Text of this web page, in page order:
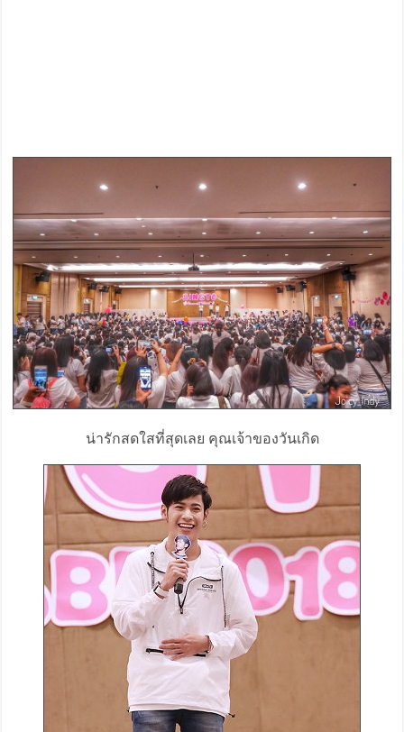
น่ารักสดใสที่สุดเลย คุณเจ้าของวันเกิด